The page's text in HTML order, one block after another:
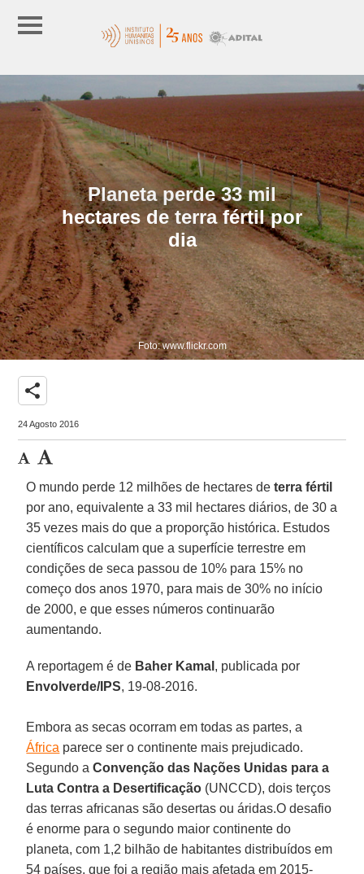
Planeta perde 33 mil
hectares de terra fértil por
dia
Foto: www.flickr.com
share
24 Agosto 2016
O mundo perde 12 milhões de hectares deterra fértil
por ano, equivalente a 33 mil hectares diários, de 30 a
35 vezes mais do que a proporção histórica. Estudos
científicos calculam que a superfície terrestre em
condições de seca passou de 10% para 15% no
começo dos anos 1970, para mais de 30% no início
de 2000, e que esses números continuarão
aumentando.
A reportagem é de Baher Kamal , publicada por
Envolverde/IPS, 19-08-2016.
Embora as secas ocorram em todas as partes, a
África parece ser o continente mais prejudicado.
Segundo aConvenção das Nações Unidas para a
Luta Contra a Desertificação (UNCCD), dois terços
das terras africanas são desertas ou áridas.O desafio
é enorme para o segundo maior continente do
planeta, com 1,2 bilhão de habitantes distribuídos em
54 países, que foi a região mais afetada em 2015-